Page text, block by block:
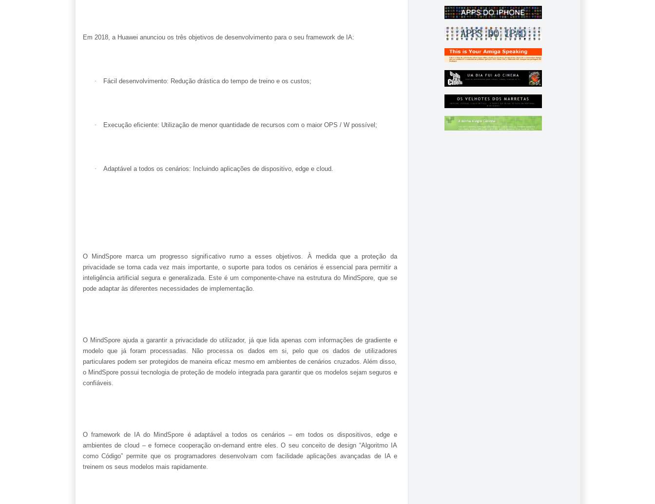
Em 2018, a Huawei anunciou os três objetivos de desenvolvimento para o seu framework de IA:
· Fácil desenvolvimento: Redução drástica do tempo de treino e os custos;
· Execução eficiente: Utilização de menor quantidade de recursos com o maior OPS / W possível;
· Adaptável a todos os cenários: Incluindo aplicações de dispositivo, edge e cloud.
O MindSpore marca um progresso significativo rumo a esses objetivos. À medida que a proteção da
privacidade se torna cada vez mais importante, o suporte para todos os cenários é essencial para permitir a
inteligência artificial segura e generalizada. Este é um componente-chave na estrutura do MindSpore, que se
pode adaptar às diferentes necessidades de implementação.
O MindSpore ajuda a garantir a privacidade do utilizador, já que lida apenas com informações de gradiente e
modelo que já foram processadas. Não processa os dados em si, pelo que os dados de utilizadores
particulares podem ser protegidos de maneira eficaz mesmo em ambientes de cenários cruzados. Além disso,
o MindSpore possui tecnologia de proteção de modelo integrada para garantir que os modelos sejam seguros e
confiáveis.
O framework de IA do MindSpore é adaptável a todos os cenários – em todos os dispositivos, edge e
ambientes de cloud – e fornece cooperação on-demand entre eles. O seu conceito de design “Algoritmo IA
como Código” permite que os programadores desenvolvam com facilidade aplicações avançadas de IA e
treinem os seus modelos mais rapidamente.